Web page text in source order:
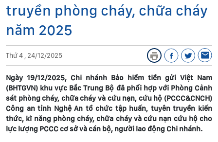
truyền phòng cháy, chữa cháy
năm 2025
Thứ 4 , 24/12/2025
Ngày 19/12/2025, Chi nhánh Bảo hiểm tiền gửi Việt Nam
(BHTGVN) khu vực Bắc Trung Bộ đã phối hợp với Phòng Cảnh
sát phòng cháy, chữa cháy và cứu nạn, cứu hộ (PCCC&CNCH)
Công an tỉnh Nghệ An tổ chức tập huấn, tuyên truyền kiến
thức, kĩ năng phòng cháy, chữa cháy và cứu nạn cứu hộ cho
lực lượng PCCC cơ sở và cán bộ, người lao động Chi nhánh.